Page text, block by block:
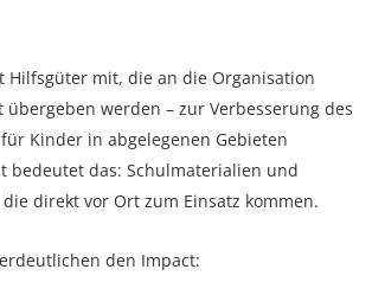
Hilfsgüter mit, die an die Organisation
übergeben werden – zur Verbesserung des
Kinder in abgelegenen Gebieten
bedeutet das: Schulmaterialien und
direkt vor Ort zum Einsatz kommen.
den Impact: